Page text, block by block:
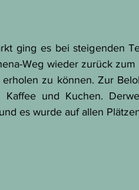
ging es bei steigenden
Weg wieder zurück
erholen zu können. Zur
Kaffee und Kuchen.
es wurde auf allen